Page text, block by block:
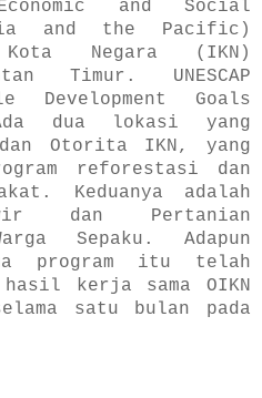
and Social
and the Pacific)
Negara (IKN)
Timur. UNESCAP
Development Goals
dua lokasi yang
dan Otorita IKN, yang
reforestasi dan
Keduanya adalah
dan Pertanian
Sepaku. Adapun
program itu telah
kerja sama OIKN
satu bulan pada